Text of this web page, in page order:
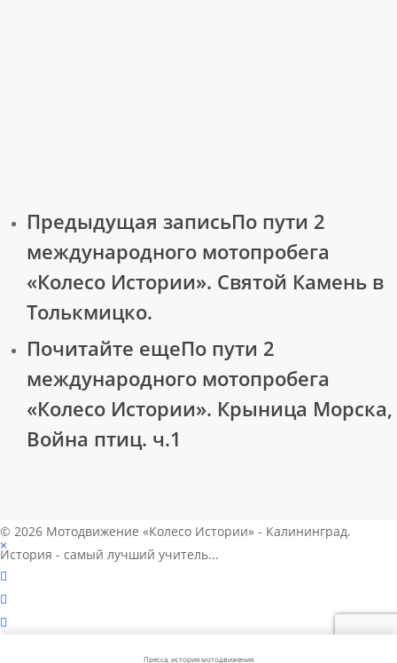
Предыдущая записьПо пути 2
международного мотопробега
«Колесо Истории». Святой Камень в
Толькмицко.
Почитайте ещеПо пути 2
международного мотопробега
«Колесо Истории». Крыница Морска,
Война птиц. ч.1
© 2026 Мотодвижение «Колесо Истории» - Калининград.
История - самый лучший учитель...
vk
telegram
phone
Пресса, история мотодвижения
×